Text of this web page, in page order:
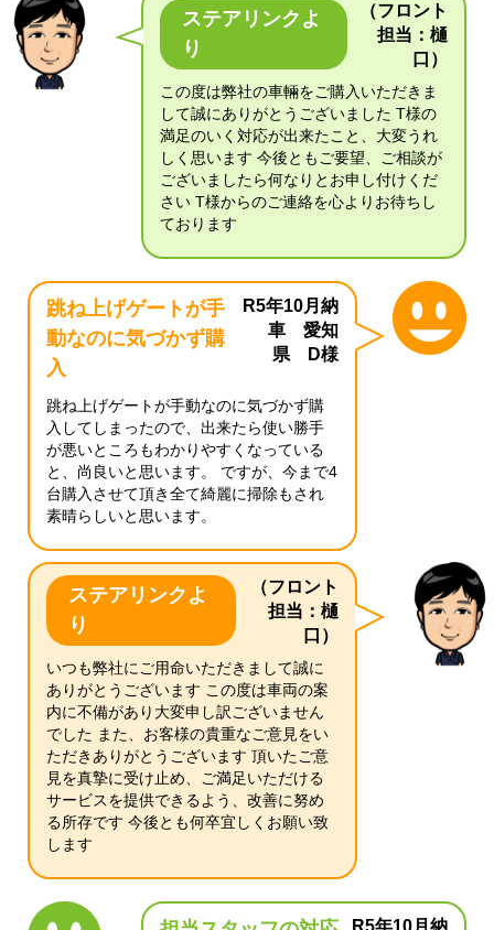
ステアリンクよ
り
（フロント
担当：樋
口）
この度は弊社の車輛をご購入いただきま
して誠にありがとうございました T様の
満足のいく対応が出来たこと、大変うれ
しく思います 今後ともご要望、ご相談が
ございましたら何なりとお申し付けくだ
さい T様からのご連絡を心よりお待ちし
ております
跳ね上げゲートが手
動なのに気づかず購
入
R5年10月納
車 愛知
県 D様
跳ね上げゲートが手動なのに気づかず購
入してしまったので、出来たら使い勝手
が悪いところもわかりやすくなっている
と、尚良いと思います。 ですが、今まで4
台購入させて頂き全て綺麗に掃除もされ
素晴らしいと思います。
ステアリンクよ
り
（フロント
担当：樋
口）
いつも弊社にご用命いただきまして誠に
ありがとうございます この度は車両の案
内に不備があり大変申し訳ございません
でした また、お客様の貴重なご意見をい
ただきありがとうございます 頂いたご意
見を真摯に受け止め、ご満足いただける
サービスを提供できるよう、改善に努め
る所存です 今後とも何卒宜しくお願い致
します
R5年10月納